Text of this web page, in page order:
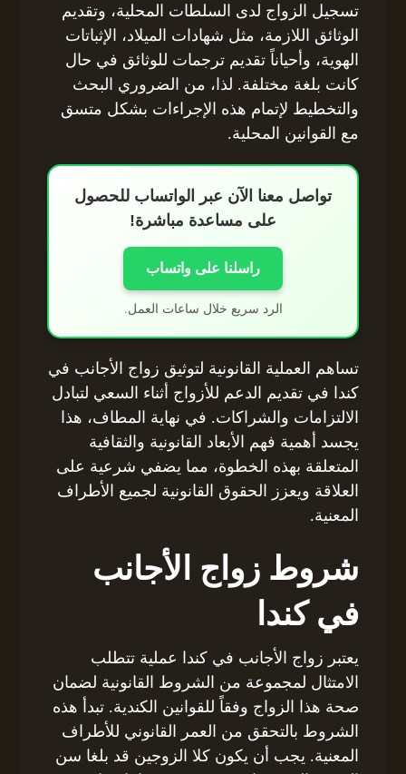
تسجيل الزواج لدى السلطات المحلية، وتقديم
الوثائق اللازمة، مثل شهادات الميلاد، الإثباتات
الهوية، وأحياناً تقديم ترجمات للوثائق في حال
كانت بلغة مختلفة. لذا، من الضروري البحث
والتخطيط لإتمام هذه الإجراءات بشكل متسق
مع القوانين المحلية.
تواصل معنا الآن عبر الواتساب للحصول
على مساعدة مباشرة!
راسلنا على واتساب
الرد سريع خلال ساعات العمل.
تساهم العملية القانونية لتوثيق زواج الأجانب في
كندا في تقديم الدعم للأزواج أثناء السعي لتبادل
الالتزامات والشراكات. في نهاية المطاف، هذا
يجسد أهمية فهم الأبعاد القانونية والثقافية
المتعلقة بهذه الخطوة، مما يضفي شرعية على
العلاقة ويعزز الحقوق القانونية لجميع الأطراف
المعنية.
شروط زواج الأجانب
في كندا
يعتبر زواج الأجانب في كندا عملية تتطلب
الامتثال لمجموعة من الشروط القانونية لضمان
صحة هذا الزواج وفقاً للقوانين الكندية. تبدأ هذه
الشروط بالتحقق من العمر القانوني للأطراف
المعنية. يجب أن يكون كلا الزوجين قد بلغا سن